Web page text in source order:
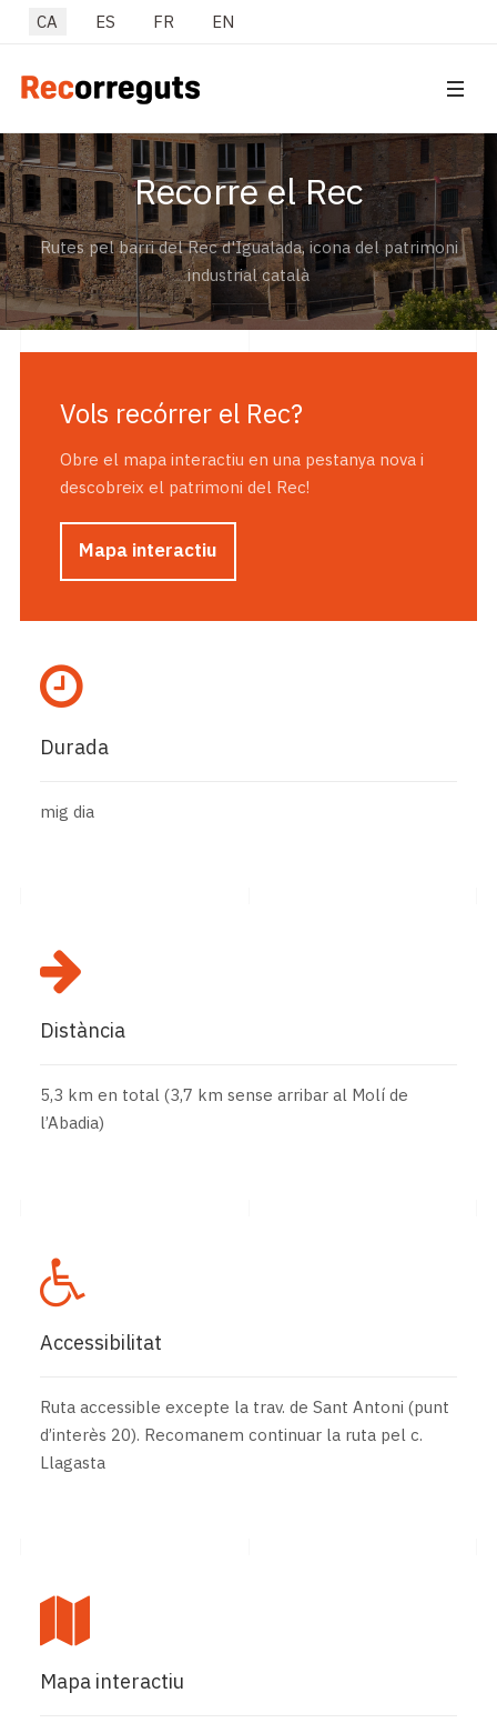
Seleccioni el seu idioma
CA ES FR EN
Recorre el Rec
Rutes pel barri del Rec d'Igualada, icona del patrimoni
industrial català
Vols recórrer el Rec?
Obre el mapa interactiu en una pestanya nova i
descobreix el patrimoni del Rec!
Mapa interactiu
Durada
mig dia
Distància
5,3 km en total (3,7 km sense arribar al Molí de
l’Abadia)
Accessibilitat
Ruta accessible excepte la trav. de Sant Antoni (punt
d’interès 20). Recomanem continuar la ruta pel c.
Llagasta
Mapa interactiu